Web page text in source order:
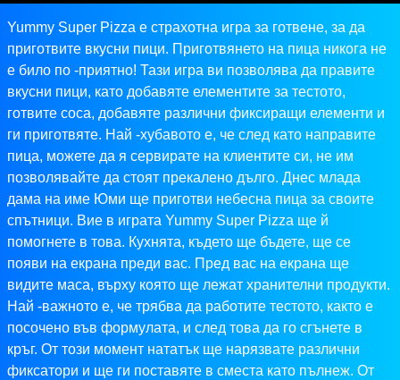
Yummy Super Pizza е страхотна игра за готвене, за да
приготвите вкусни пици. Приготвянето на пица никога не
е било по -приятно! Тази игра ви позволява да правите
вкусни пици, като добавяте елементите за тестото,
готвите соса, добавяте различни фиксиращи елементи и
ги приготвяте. Най -хубавото е, че след като направите
пица, можете да я сервирате на клиентите си, не им
позволявайте да стоят прекалено дълго. Днес млада
дама на име Юми ще приготви небесна пица за своите
спътници. Вие в играта Yummy Super Pizza ще й
помогнете в това. Кухнята, където ще бъдете, ще се
появи на екрана преди вас. Пред вас на екрана ще
видите маса, върху която ще лежат хранителни продукти.
Най -важното е, че трябва да работите тестото, както е
посочено във формулата, и след това да го сгънете в
кръг. От този момент нататък ще нарязвате различни
фиксатори и ще ги поставяте в сместа като пълнеж. От